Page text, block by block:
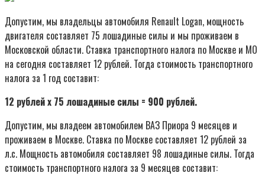
Допустим, мы владельцы автомобиля Renault Logan, мощность
двигателя составляет 75 лошадиные силы и мы проживаем в
Московской области. Ставка транспортного налога по Москве и МО
на сегодня составляет 12 рублей. Тогда стоимость транспортного
налога за 1 год составит:
12 рублей х 75 лошадиные силы = 900 рублей.
Допустим, мы владеем автомобилем ВАЗ Приора 9 месяцев и
проживаем в Москве. Ставка по Москве составляет 12 рублей за
л.с. Мощность автомобиля составляет 98 лошадиные силы. Тогда
стоимость транспортного налога за 9 месяцев составит: